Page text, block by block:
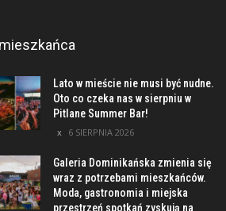
Lato w mieście nie musi być nudne.
Oto co czeka nas w sierpniu w
Pitlane Summer Bar!
6 SIERPNIA 2026
Galeria Dominikańska zmienia się
wraz z potrzebami mieszkańców.
Moda, gastronomia i miejska
przestrzeń spotkań zyskują na